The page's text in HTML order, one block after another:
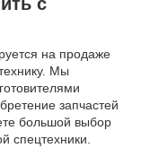
на продаже
Мы
запчастей
большой выбор
спецтехники.